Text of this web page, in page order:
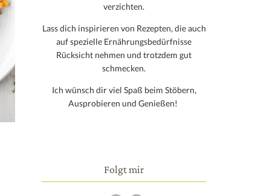
verzichten.
Lass dich inspirieren von Rezepten, die auch
auf spezielle Ernährungsbedürfnisse
Rücksicht nehmen und trotzdem gut
schmecken.
Ich wünsch dir viel Spaß beim Stöbern,
Ausprobieren und Genießen!
Folgt mir